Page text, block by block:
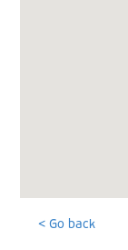
< Go back